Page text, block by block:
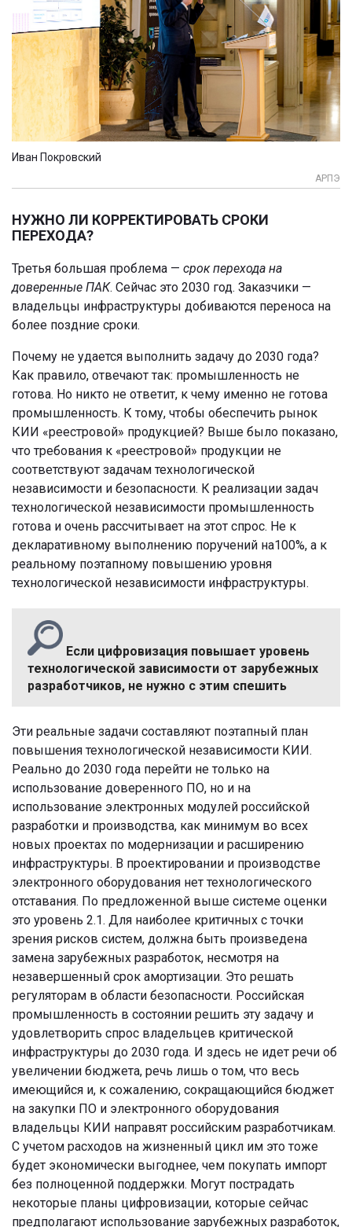
Иван Покровский
АРПЭ
НУЖНО ЛИ КОРРЕКТИРОВАТЬ СРОКИ
ПЕРЕХОДА?
Третья большая проблема — срок перехода на
доверенные ПАК. Сейчас это 2030 год. Заказчики —
владельцы инфраструктуры добиваются переноса на
более поздние сроки.
Почему не удается выполнить задачу до 2030 года?
Как правило, отвечают так: промышленность не
готова. Но никто не ответит, к чему именно не готова
промышленность. К тому, чтобы обеспечить рынок
КИИ «реестровой» продукцией? Выше было показано,
что требования к «реестровой» продукции не
соответствуют задачам технологической
независимости и безопасности. К реализации задач
технологической независимости промышленность
готова и очень рассчитывает на этот спрос. Не к
декларативному выполнению поручений на100%, а к
реальному поэтапному повышению уровня
технологической независимости инфраструктуры.
Если цифровизация повышает уровень
технологической зависимости от зарубежных
разработчиков, не нужно с этим спешить
Эти реальные задачи составляют поэтапный план
повышения технологической независимости КИИ.
Реально до 2030 года перейти не только на
использование доверенного ПО, но и на
использование электронных модулей российской
разработки и производства, как минимум во всех
новых проектах по модернизации и расширению
инфраструктуры. В проектировании и производстве
электронного оборудования нет технологического
отставания. По предложенной выше системе оценки
это уровень 2.1. Для наиболее критичных с точки
зрения рисков систем, должна быть произведена
замена зарубежных разработок, несмотря на
незавершенный срок амортизации. Это решать
регуляторам в области безопасности. Российская
промышленность в состоянии решить эту задачу и
удовлетворить спрос владельцев критической
инфраструктуры до 2030 года. И здесь не идет речи об
увеличении бюджета, речь лишь о том, что весь
имеющийся и, к сожалению, сокращающийся бюджет
на закупки ПО и электронного оборудования
владельцы КИИ направят российским разработчикам.
С учетом расходов на жизненный цикл им это тоже
будет экономически выгоднее, чем покупать импорт
без полноценной поддержки. Могут пострадать
некоторые планы цифровизации, которые сейчас
предполагают использование зарубежных разработок,